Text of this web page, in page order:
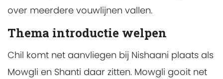
over meerdere vouwlijnen vallen.
Thema introductie welpen
Chil komt net aanvliegen bij Nishaani plaats als
Mowgli en Shanti daar zitten. Mowgli gooit net